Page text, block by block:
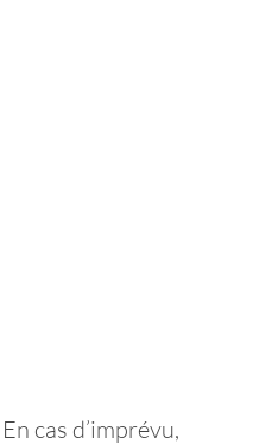
cas d’imprévu,